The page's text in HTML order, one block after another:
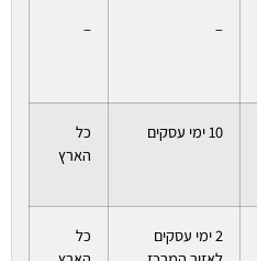
–
–
10 ימי עסקים
כל
הארץ
2 ימי עסקים
כל